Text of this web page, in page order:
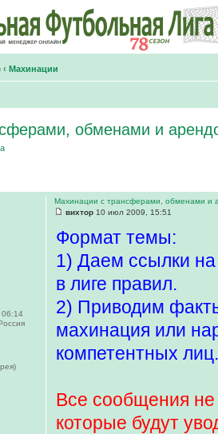
‹ Махинации
обменами и
Махинации с трансферами, обменами и
вихтор 10 июл 2009, 15:51
Формат темы:
1) Даем ссылки
в лиге правил.
2) Приводим
махинация или
компетентных лиц.
Все сообщения не
которые будут
06:14